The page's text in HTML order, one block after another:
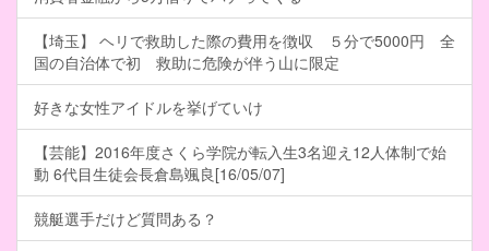
【埼玉】 ヘリで救助した際の費用を徴収 ５分で5000円 全
国の自治体で初 救助に危険が伴う山に限定
好きな女性アイドルを挙げていけ
【芸能】2016年度さくら学院が転入生3名迎え12人体制で始
動 6代目生徒会長倉島颯良[16/05/07]
競艇選手だけど質問ある？